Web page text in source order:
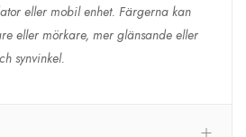
eller mobil enhet. Färgerna kan
eller mörkare, mer glänsande eller
synvinkel.